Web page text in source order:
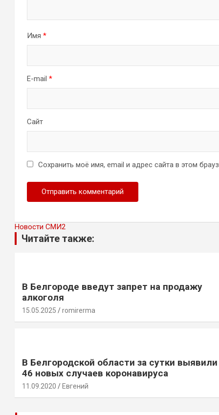
Имя *
E-mail *
Сайт
Сохранить моё имя, email и адрес сайта в этом
Новости СМИ2
Читайте также:
В Белгороде введут запрет на продажу
алкоголя
15.05.2025 romirerma
В Белгородской области за сутки выявили
46 новых случаев коронавируса
11.09.2020 Евгений